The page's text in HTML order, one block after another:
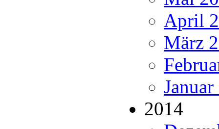
April
März
2014